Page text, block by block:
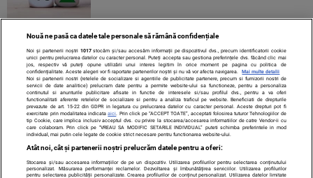
1 2 3 4 5 ... 10 ... » ULTIMA »
Contact Despre noi Termeni și condiții
Nouă ne pasă ca datele tale personale să rămână confidențiale
Noi și partenerii noștri 1017stocăm și/sau accesăm informații pe dispozitivul dvs., precum identificatorii cookie
unici pentru prelucrarea datelor cu caracter personal. Puteți accepta sau gestiona preferințele dvs. făcând clic mai
jos, respectiv vă puteți opune utilizării unui interes legitim în orice moment pe pagina cu politica de
confidențialitate. Aceste alegeri vor fi raportate partenerilor noștri și nu vă vor afecta navigarea.
Mai multe detalii
Noi si partenerii nostri (retelele de socializare si agentiile de publicitate partenere, precum si furnizorii nostri de
servicii de date analitice) prelucram date pentru a permite website-ului sa functioneze, pentru a personaliza
continutul si anunturile publicitare afisate in functie de interesele si/sau profilul dvs., pentru a va oferi
functionalitati aferente retelelor de socializare si pentru a analiza traficul pe website. Beneficiati de drepturile
prevazute de art. 15-22 din GDPR in legatura cu prelucrarea datelor cu caracter personal. Aceste drepturi pot fi
exercitate prin modalitatea indicataaici . Prin click pe “ACCEPT TOATE”, acceptati folosirea tuturor Tehnologiilor de
tip Cookie, care implica inclusiv acceptul dvs. cu privire la stocarea/accesarea informatiilor de catre Vendor-ii cu
care colaboram. Prin click pe “VREAU SA MODIFIC SETARILE INDIVIDUAL” puteti schimba preferintele in mod
individual, mai putin cele legate de cookie strict necesare pentru functionarea website-ului.
Atât noi, cât și partenerii noștri prelucrăm datele pentru a oferi:
Stocarea și/sau accesarea informațiilor de pe un dispozitiv. Utilizarea profilurilor pentru selectarea conținutului
personalizat. Măsurarea performanței reclamelor. Dezvoltarea și îmbunătățirea serviciilor. Utilizarea profilurilor
pentru selectarea publicității personalizate. Crearea profilurilor de conținut personalizat. Utilizarea datelor limitate